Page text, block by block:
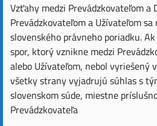
Vzťahy medzi Prevádzkovateľom a
Prevádzkovateľom a Užívateľom
slovenského právneho poriadku.
spor, ktorý vznikne medzi
alebo Užívateľom, nebol vyriešený
všetky strany vyjadrujú súhlas s
slovenskom súde, miestne
Prevádzkovateľa